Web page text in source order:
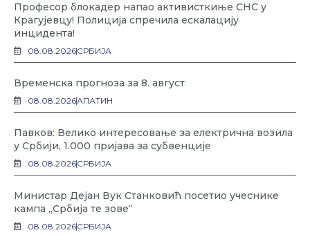
Професор блокадер напао активисткиње СНС у
Крагујевцу! Полиција спречила ескалацију
инцидента!
08.08.2026СРБИЈА
Временска прогноза за 8. август
08.08.2026АПАТИН
Павков: Велико интересовање за електрична возила
у Србији, 1.000 пријава за субвенције
08.08.2026СРБИЈА
Министар Дејан Вук Станковић посетио учеснике
кампа „Србија те зове“
08.08.2026СРБИЈА